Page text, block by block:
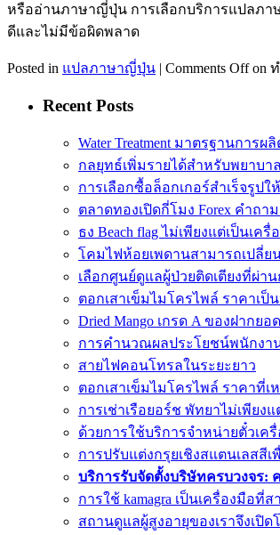
หรืออ่านภาษาญี่ปุ่น การเลือกบริการแปลภา
ดีและไม่มีข้อผิดพลาด
Posted in แปลภาษาญี่ปุ่น | Comments Offon
Recent Posts
Water Treatment มาตรฐานกา
กลยุทธ์เพิ่มรายได้สำหรับพยาบา
การเลือกซื้อล็อกเกอร์สำเร็จรูป
ตลาดทองเปิดกี่โมง Forex คำถ
ธง Beach flag ไม่เพียงแต่เป็นเ
โคมไฟห้อยเพดานสามารถเปลี่ย
เลือกศูนย์ดูแลผู้ป่วยติดเตียงที่ผ่า
ตอกเสาเข็มไมโครไพล์ ราคาเ
Dried Mango เกรด A ของฝาก
การคำนวณผลประโยชน์พนักงา
สายไฟคอนโทรลในระยะยาว
ตอกเสาเข็มไมโครไพล์ ราคาที่
การเช่าเรือยอร์ช พัทยาไม่เพีย
ด้วยการใช้บริการจำหน่ายตั๋วเค
การปรับแต่งกรุยเชิงสแตนเลสสีเ
บริการรับจัดตั้งบริษัทครบวงจร:
การใช้ kamagra เป็นเครื่องมือ
สถานดูแลผู้สูงอายุของเราจึงเปิ